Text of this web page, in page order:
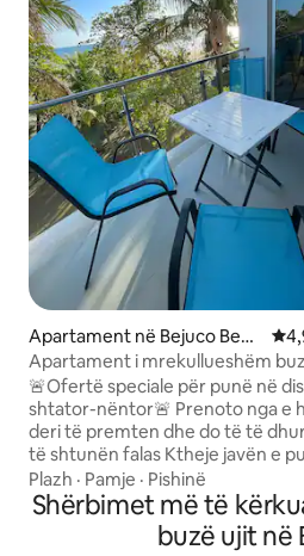
Apartament në Bejuco Beac
h
Apartament i mrekullueshëm
plazhit: pak hapa larg plazhit
🚨Ofertë speciale për punë në
shtator-nëntor🚨 Prenoto nga e
deri të premten dhe do të të
të shtunën falas Ktheje javën e
pushim në plazh La Jolla – Sekreti i
ruajtur më mirë i Bejuco • Family
Paradise: pak hapa larg plazhit,
në perëndim të diellit, pishina/
Plazh · Pamje · Pishinë
Shërbimet më të
buzë ujit në